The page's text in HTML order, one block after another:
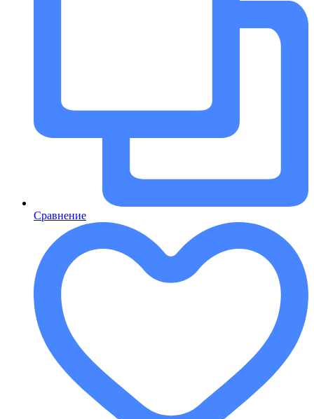
Сравнение